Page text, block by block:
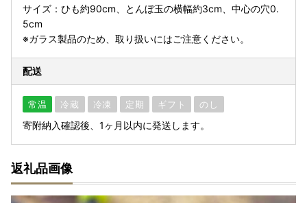
サイズ：ひも約90cm、とんぼ玉の横幅約3cm、中心の穴0.
5cm
※ガラス製品のため、取り扱いにはご注意ください。
配送
常温 冷蔵 冷凍 定期 ギフト のし
寄附納入確認後、1ヶ月以内に発送します。
返礼品画像